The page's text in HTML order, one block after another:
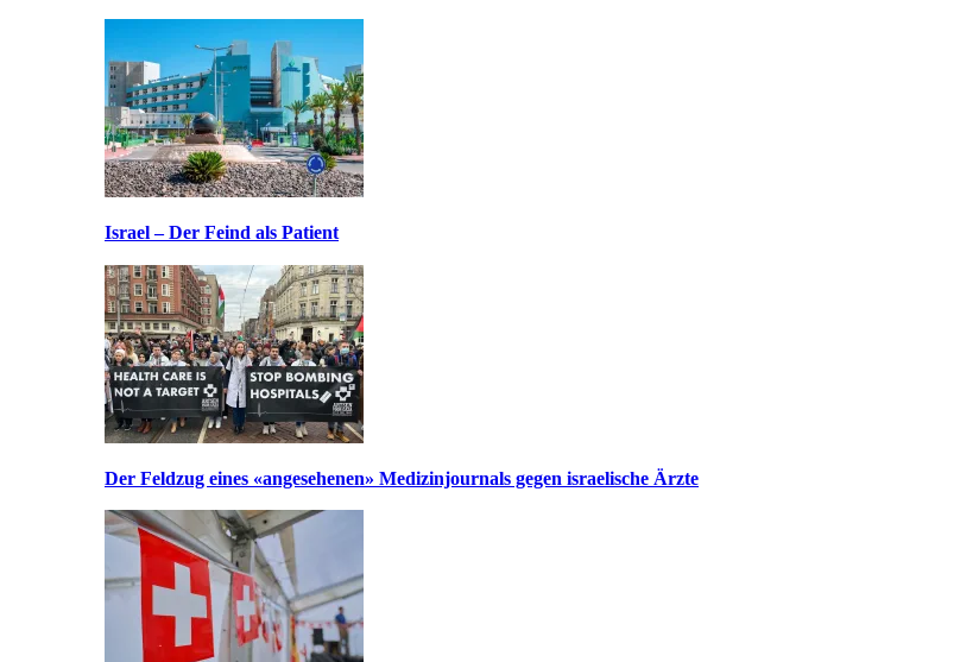
Israel – Der Feind als Patient
Der Feldzug eines «angesehenen» Medizinjournals gegen israelische Ärzte